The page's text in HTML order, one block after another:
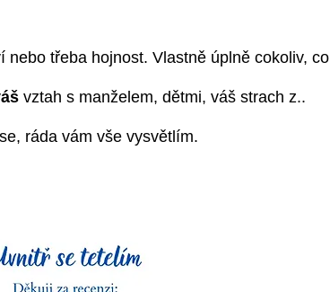
nebo třeba hojnost. Vlastně úplně cokoliv, co
vztah s manželem, dětmi, váš strach z..
ráda vám vše vysvětlím.